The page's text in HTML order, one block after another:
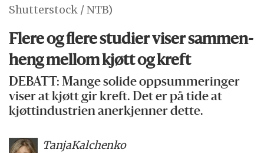
Shutterstock / NTB)
Flere og flere studier viser sammen­
heng mellom kjøtt og kreft
DEBATT: Mange solide oppsummeringer
viser at kjøtt gir kreft. Det er på tide at
kjøttindustrien anerkjenner dette.
TanjaKalchenko